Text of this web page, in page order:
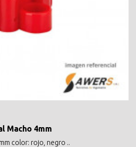
Macho 4mm
color: rojo, negro ..